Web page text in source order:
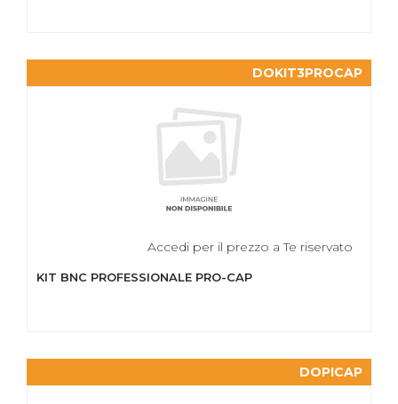
DOKIT3PROCAP
Accedi per il prezzo a Te riservato
KIT BNC PROFESSIONALE PRO-CAP
DOPICAP